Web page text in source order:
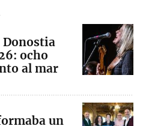
Donostia
ocho
al mar
un